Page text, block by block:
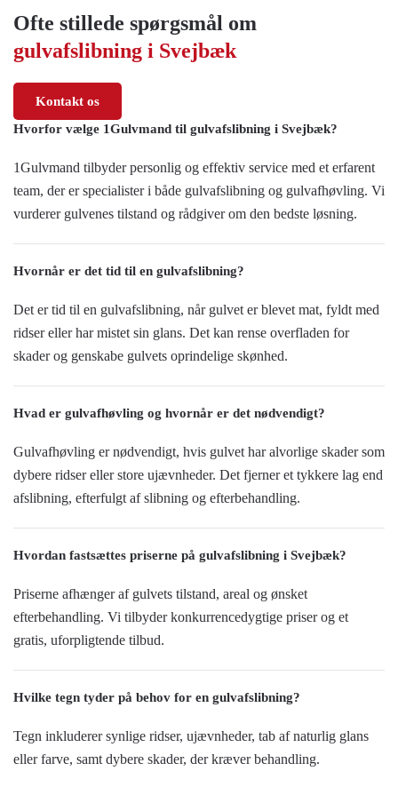
Ofte stillede spørgsmål om
gulvafslibning i Svejbæk
Kontakt os
Hvorfor vælge 1Gulvmand til gulvafslibning i Svejbæk?
1Gulvmand tilbyder personlig og effektiv service med et erfarent
team, der er specialister i både gulvafslibning og gulvafhøvling. Vi
vurderer gulvenes tilstand og rådgiver om den bedste løsning.
Hvornår er det tid til en gulvafslibning?
Det er tid til en gulvafslibning, når gulvet er blevet mat, fyldt med
ridser eller har mistet sin glans. Det kan rense overfladen for
skader og genskabe gulvets oprindelige skønhed.
Hvad er gulvafhøvling og hvornår er det nødvendigt?
Gulvafhøvling er nødvendigt, hvis gulvet har alvorlige skader som
dybere ridser eller store ujævnheder. Det fjerner et tykkere lag end
afslibning, efterfulgt af slibning og efterbehandling.
Hvordan fastsættes priserne på gulvafslibning i Svejbæk?
Priserne afhænger af gulvets tilstand, areal og ønsket
efterbehandling. Vi tilbyder konkurrencedygtige priser og et
gratis, uforpligtende tilbud.
Hvilke tegn tyder på behov for en gulvafslibning?
Tegn inkluderer synlige ridser, ujævnheder, tab af naturlig glans
eller farve, samt dybere skader, der kræver behandling.